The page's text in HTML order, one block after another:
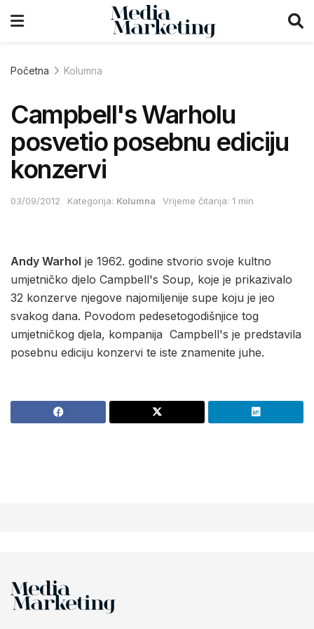
Početna Kolumna
Campbell's Warholu
posvetio posebnu ediciju
konzervi
03/09/2012 Kategorija: Kolumna Vrijeme čitanja: 1 min
Andy Warhol je 1962. godine stvorio svoje kultno
umjetničko djelo Campbell's Soup, koje je prikazivalo
32 konzerve njegove najomiljenije supe koju je jeo
svakog dana. Povodom pedesetogodišnjice tog
umjetničkog djela, kompanija Campbell's je predstavila
posebnu ediciju konzervi te iste znamenite juhe.